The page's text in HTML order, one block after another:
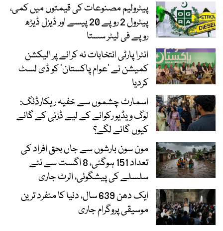
پیٹرولیم مصنوعات کی قیمتوں میں کمی،
پیٹرول 2 روپے 20 پیسے اور ڈیزل ڈیڑھ
روپے فی لیٹر سستا
انٹرا پارٹی انتخابات نہ کرانے پر الیکشن
کمیشن نے ’عوام پاکستان‘ کو ڈی لسٹ
کردیا
اسمارٹ چشموں سے خفیہ ریکارڈنگ:
لوگ ویڈیو رکوانے کے لیے ڈزنی کے گانے
کیوں گانے لگے؟
مون سون بارشوں سے جاں بحق افراد کی
تعداد 151 ہوگئی، 8 اگست سے نئے
سلسلے کی پیشگوئی، الرٹ جاری
ایک دھن 639 سال، دنیا کا منفرد ترین
موسیقی پروگرام جاری